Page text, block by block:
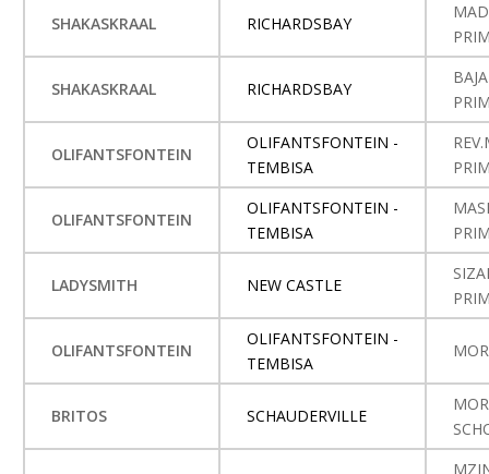
SHAKASKRAAL RICHARDSBAY
SHAKASKRAAL RICHARDSBAY
OLIFANTSFONTEIN
OLIFANTSFONTEIN -
TEMBISA
OLIFANTSFONTEIN
OLIFANTSFONTEIN -
TEMBISA
LADYSMITH NEW CASTLE
OLIFANTSFONTEIN
OLIFANTSFONTEIN -
TEMBISA
BRITOS SCHAUDERVILLE